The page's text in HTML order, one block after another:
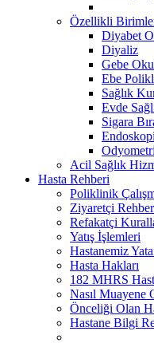
Özellikli
Diyabet
Diyaliz
Gebe
Ebe
Sağlık
Evde
Sigara
Odyometri
Acil Sağlık
Hasta Rehberi
Poliklinik
Ziyaretçi
Refakatçi
Yatış İşlemleri
Hastanemiz
Hasta Hakları
182 MHRS
Nasıl Muayene
Önceliği Olan
Hastane Bilgi